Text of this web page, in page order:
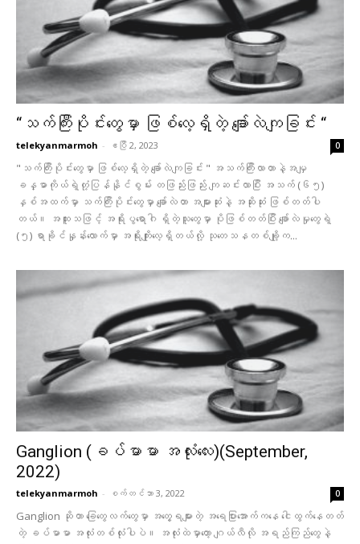
“သက်ကြီးပိုင်းတွေမှာ ဖြစ်လေ့ရှိတဲ့ ချော်လဲကျခြင်း “
telekyanmarmoh - ဧပြီ 2, 2023 0
"သက်ကြီးပိုင်းတွေမှာ ဖြစ်လေ့ရှိတဲ့ ချော်လဲကျခြင်း " အသက်ကြီးလာတာနဲ့အမျှ
ခန္ဓာကိုယ်ရဲ့တုံ့ပြန်နိုင်စွမ်း တဖြည်းဖြည်း ကျဆင်းလာပြီး အသက် (၆၅)
နှစ်အထက်မှာ သက်ကြီးပိုင်းတွေမှာ ချော်လဲတာ အများဆုံးနဲ့ အဆိုးဆုံး ဖြစ်တတ်ပါ
တယ်။ အထူးသဖြင့် အရိုးပွရောဂါ ရှိတဲ့သူတွေမှာ ပိုဖြစ်တတ်ပြီး ချော်လဲမှုတွေရဲ့
(၅) ရာခိုင်နှုန်း​လောက်မှာ အရိုးကျိုးလေ့ရှိတယ်လို့ သုတေသနတစ်ချို့က...
Ganglion (ခပ်မာမာ အလုံးလေး)(September,
2022)
telekyanmarmoh - စက်တင်ဘာ 3, 2022 0
Ganglion ဆိုတာ ခြေတွေလက်တွေမှာ အတွေ့ရများတဲ့ အရေပြားအောက်ကနေ ငေါထွက်နေတတ်
တဲ့ ခပ်မာမာ အလုံးတစ်လုံးပါပဲ။ အလုံးထဲမှာတော့ ဂျယ်လီလို အရည်ကြည်တွေနဲ့